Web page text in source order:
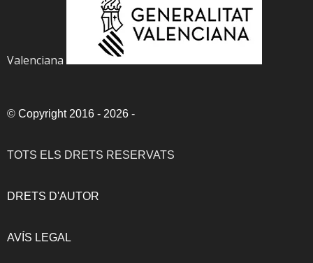
Valenciana
© Copyright 2016 - 2026 -
TOTS ELS DRETS RESERVATS
DRETS D'AUTOR
AVÍS LEGAL